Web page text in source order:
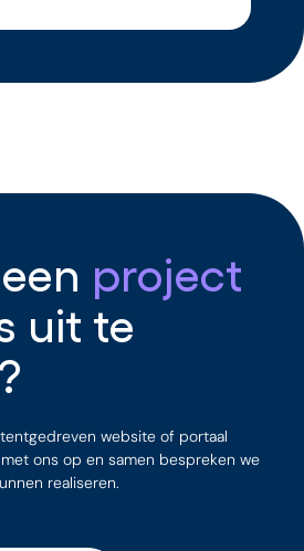
een project
uit te
website of portaal
ons op en samen bespreken we
realiseren.